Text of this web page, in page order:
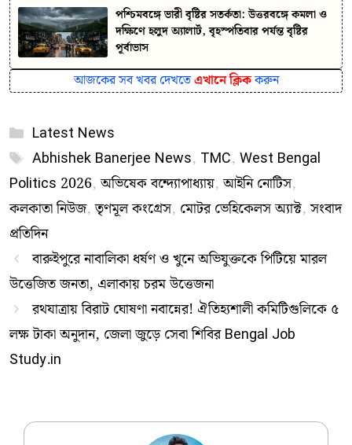
পশ্চিমবঙ্গে ভারী বৃষ্টির সতর্কতা: উত্তরবঙ্গে কমলা ও
দক্ষিণে হলুদ অ্যালার্ট, বৃহস্পতিবার পর্যন্ত বৃষ্টির
পূর্বাভাস
আজকের সব খবর দেখতেএখানে ক্লিককরুন
Categories
Latest News
Tags
Abhishek Banerjee News, TMC, West Bengal
Politics 2026,অভিষেক বন্দ্যোপাধ্যায়,আইনি নোটিস,
কলকাতা নিউজ,তৃণমূল কংগ্রেস, মোটর ভেহিকেলস অ্যাক্ট,সংবাদ
প্রতিদিন
বারুইপুরে নাবালিকা ধর্ষণ ও খুনে অভিযুক্তকে পিটিয়ে মারল
উত্তেজিত জনতা, এলাকায় চরম উত্তেজনা
রথযাত্রায় বিরাট ঘোষণা নবান্নের! ঐতিহ্যশালী কমিটিগুলিকে ৫
লক্ষ টাকা অনুদান, জেলা জুড়ে সেবা শিবির Bengal Job
Study.in